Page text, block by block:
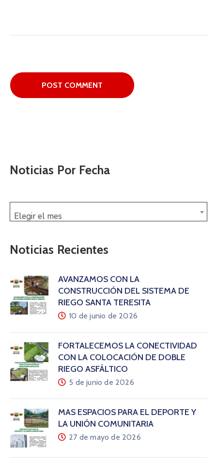
Noticias Por Fecha
Elegir el mes
Noticias Recientes
AVANZAMOS CON LA
CONSTRUCCIÓN DEL SISTEMA DE
RIEGO SANTA TERESITA
10 de junio de 2026
FORTALECEMOS LA CONECTIVIDAD
CON LA COLOCACIÓN DE DOBLE
RIEGO ASFÁLTICO
5 de junio de 2026
MÁS ESPACIOS PARA EL DEPORTE Y
LA UNIÓN COMUNITARIA
27 de mayo de 2026